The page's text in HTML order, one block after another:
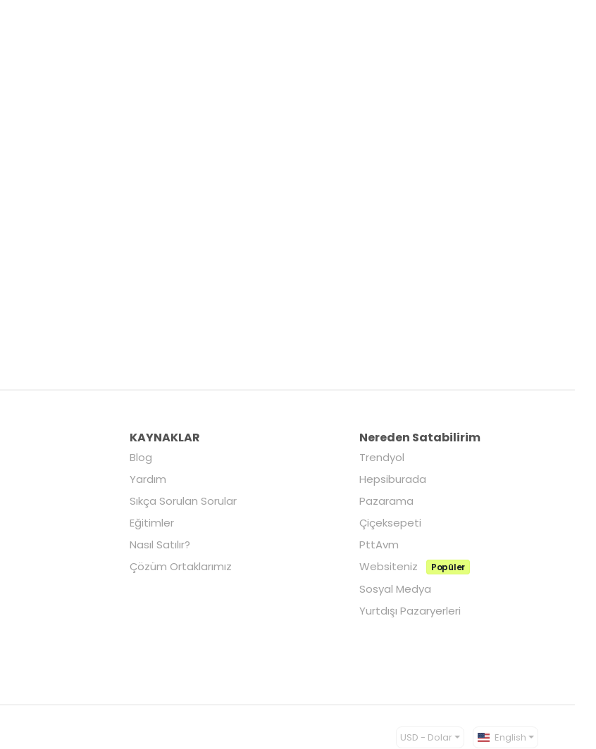
KAYNAKLAR
Blog
Yardım
Sıkça Sorulan Sorular
Eğitimler
Nasıl Satılır?
Çözüm Ortaklarımız
Nereden Satabilirim
Trendyol
Hepsiburada
Pazarama
Çiçeksepeti
PttAvm
Websiteniz
Popüler
Sosyal Medya
Yurtdışı Pazaryerleri
USD - Dolar English